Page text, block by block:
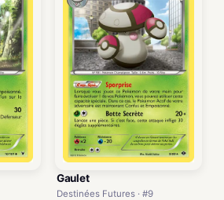
Gaulet
Destinées Futures · #9